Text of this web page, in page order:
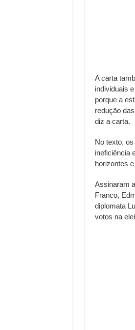
A carta
individuais
porque a
redução
diz a carta.
No texto,
ineficiência
horizontes
Assinaram
Franco,
diplomata
votos na